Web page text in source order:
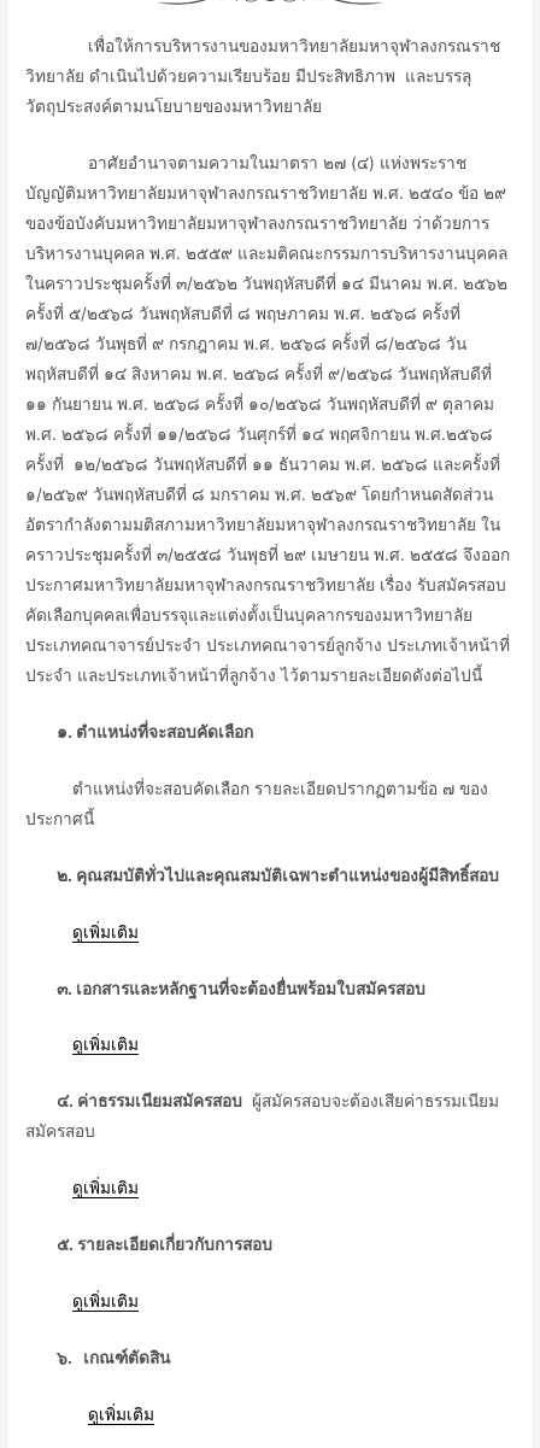
ᅠᅠᅠᅠเพื่อให้การบริหารงานของมหาวิทยาลัยมหาจุฬาลงกรณราช
วิทยาลัย ดำเนินไปด้วยความเรียบร้อย มีประสิทธิภาพ และบรรลุ
วัตถุประสงค์ตามนโยบายของมหาวิทยาลัย
ᅠᅠᅠᅠอาศัยอำนาจตามความในมาตรา ๒๗ (๔) แห่งพระราช
บัญญัติมหาวิทยาลัยมหาจุฬาลงกรณราชวิทยาลัย พ.ศ. ๒๕๔๐ ข้อ ๒๙
ของข้อบังคับมหาวิทยาลัยมหาจุฬาลงกรณราชวิทยาลัย ว่าด้วยการ
บริหารงานบุคคล พ.ศ. ๒๕๕๙ และมติคณะกรรมการบริหารงานบุคคล
ในคราวประชุมครั้งที่ ๓/๒๕๖๒ วันพฤหัสบดีที่ ๑๔ มีนาคม พ.ศ. ๒๕๖๒
ครั้งที่ ๕/๒๕๖๘ วันพฤหัสบดีที่ ๘ พฤษภาคม พ.ศ. ๒๕๖๘ ครั้งที่
๗/๒๕๖๘ วันพุธที่ ๙ กรกฎาคม พ.ศ. ๒๕๖๘ ครั้งที่ ๘/๒๕๖๘ วัน
พฤหัสบดีที่ ๑๔ สิงหาคม พ.ศ. ๒๕๖๘ ครั้งที่ ๙/๒๕๖๘ วันพฤหัสบดีที่
๑๑ กันยายน พ.ศ. ๒๕๖๘ ครั้งที่ ๑๐/๒๕๖๘ วันพฤหัสบดีที่ ๙ ตุลาคม
พ.ศ. ๒๕๖๘ ครั้งที่ ๑๑/๒๕๖๘ วันศุกร์ที่ ๑๔ พฤศจิกายน พ.ศ.๒๕๖๘
ครั้งที่ ๑๒/๒๕๖๘ วันพฤหัสบดีที่ ๑๑ ธันวาคม พ.ศ. ๒๕๖๘ และครั้งที่
๑/๒๕๖๙ วันพฤหัสบดีที่ ๘ มกราคม พ.ศ. ๒๕๖๙ โดยกำหนดสัดส่วน
อัตรากำลังตามมติสภามหาวิทยาลัยมหาจุฬาลงกรณราชวิทยาลัย ใน
คราวประชุมครั้งที่ ๓/๒๕๕๘ วันพุธที่ ๒๙ เมษายน พ.ศ. ๒๕๕๘ จึงออก
ประกาศมหาวิทยาลัยมหาจุฬาลงกรณราชวิทยาลัย เรื่อง รับสมัครสอบ
คัดเลือกบุคคลเพื่อบรรจุและแต่งตั้งเป็นบุคลากรของมหาวิทยาลัย
ประเภทคณาจารย์ประจำ ประเภทคณาจารย์ลูกจ้าง ประเภทเจ้าหน้าที่
ประจำ และประเภทเจ้าหน้าที่ลูกจ้าง ไว้ตามรายละเอียดดังต่อไปนี้
ᅠᅠ๑. ตำแหน่งที่จะสอบคัดเลือก
ᅠᅠᅠตำแหน่งที่จะสอบคัดเลือก รายละเอียดปรากฏตามข้อ ๗ ของ
ประกาศนี้
ᅠᅠ๒. คุณสมบัติทั่วไปและคุณสมบัติเฉพาะตำแหน่งของผู้มีสิทธิ์สอบ
ดูเพิ่มเติม
ᅠᅠ๓. เอกสารและหลักฐานที่จะต้องยื่นพร้อมใบสมัครสอบ
ดูเพิ่มเติม
ᅠᅠ๔. ค่าธรรมเนียมสมัครสอบ ผู้สมัครสอบจะต้องเสียค่าธรรมเนียม
สมัครสอบ
ดูเพิ่มเติม
ᅠᅠ๕. รายละเอียดเกี่ยวกับการสอบ
ดูเพิ่มเติม
ᅠᅠ๖. เกณฑ์ตัดสิน
ดูเพิ่มเติม